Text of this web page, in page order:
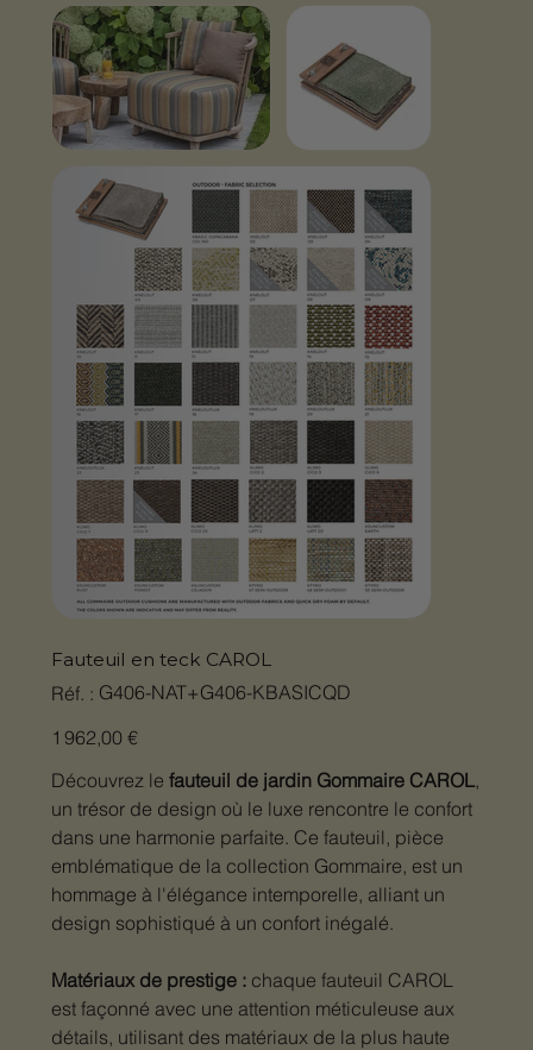
Fauteuil en teck CAROL
Réf. :
SKU
G406-
G406-NAT+G406-KBASICQD
Prix
1 962,00 €
Découvrez le fauteuil de jardin Gommaire CAROL,
un trésor de design où le luxe rencontre le confort
dans une harmonie parfaite. Ce fauteuil, pièce
emblématique de la collection Gommaire, est un
hommage à l'élégance intemporelle, alliant un
design sophistiqué à un confort inégalé.
Matériaux de prestige :chaque fauteuil CAROL
est façonné avec une attention méticuleuse aux
détails, utilisant des matériaux de la plus haute